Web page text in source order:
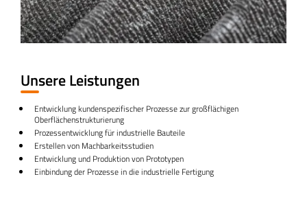
Unsere Leistungen
Entwicklung kundenspezifischer Prozesse zur großflächigen
Oberflächenstrukturierung
Prozessentwicklung für industrielle Bauteile
Erstellen von Machbarkeitsstudien
Entwicklung und Produktion von Prototypen
Einbindung der Prozesse in die industrielle Fertigung